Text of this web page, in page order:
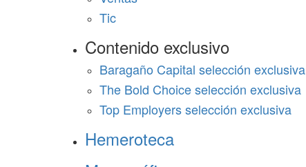
Tic
Contenido exclusivo
Baragaño Capital selección exclusiva
The Bold Choice selección exclusiva
Top Employers selección exclusiva
Hemeroteca